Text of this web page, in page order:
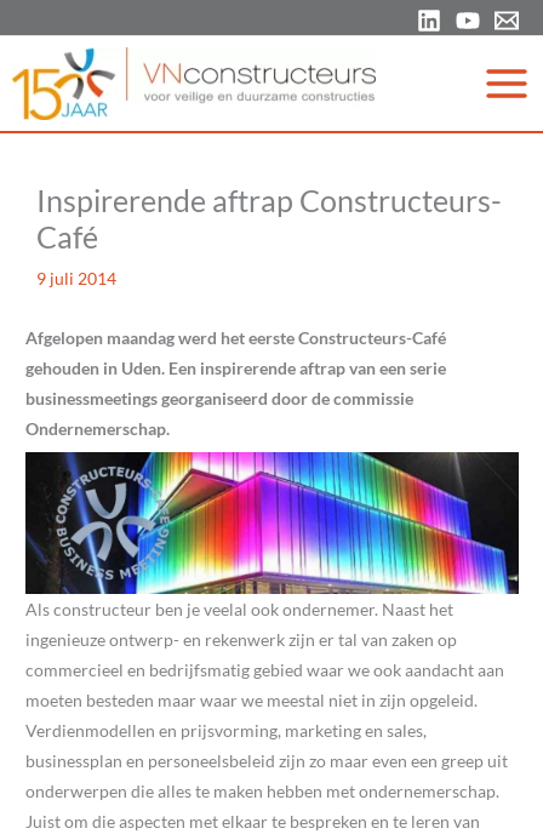
de
inhoud
Inspirerende aftrap Constructeurs-
Café
9 juli 2014
Afgelopen maandag werd het eerste Constructeurs-Café
gehouden in Uden. Een inspirerende aftrap van een serie
businessmeetings georganiseerd door de commissie
Ondernemerschap.
Als constructeur ben je veelal ook ondernemer. Naast het
ingenieuze ontwerp- en rekenwerk zijn er tal van zaken op
commercieel en bedrijfsmatig gebied waar we ook aandacht aan
moeten besteden maar waar we meestal niet in zijn opgeleid.
Verdienmodellen en prijsvorming, marketing en sales,
businessplan en personeelsbeleid zijn zo maar even een greep uit
onderwerpen die alles te maken hebben met ondernemerschap.
Juist om die aspecten met elkaar te bespreken en te leren van